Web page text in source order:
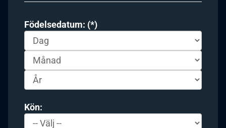
Födelsedatum: (*)
Kön: